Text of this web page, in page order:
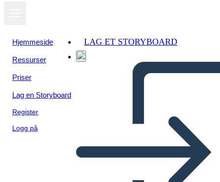
Hjemmeside
Ressurser
Priser
Lag en Storyboard
Register
Logg på
LAG ET STORYBOARD
Vis som
lysbildefremvisning